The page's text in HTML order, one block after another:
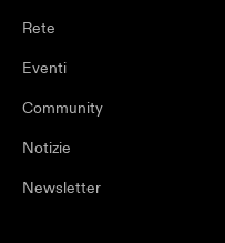
Rete
Eventi
Community
Notizie
Newsletter